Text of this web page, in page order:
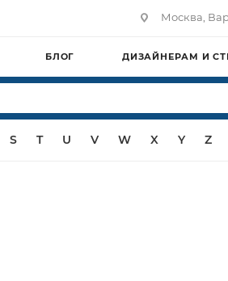
Москва,
БЛОГ ДИЗАЙНЕРАМ И
S T U V W X Y Z